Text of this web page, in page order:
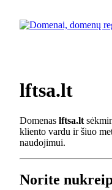
lftsa.lt
Domenas lftsa.lt
kliento vardu ir šiuo
naudojimui.
Norite